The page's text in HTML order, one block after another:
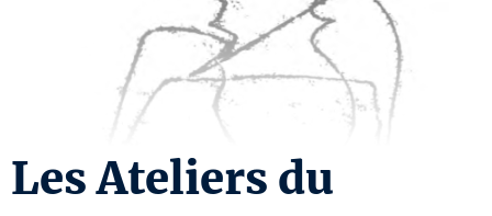
Les Ateliers du